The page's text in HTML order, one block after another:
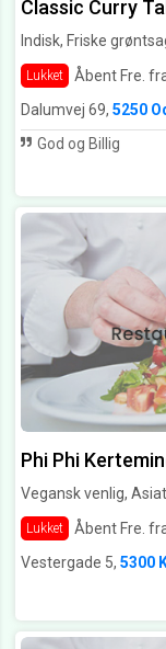
Classic Curry
Indisk, Friske
Lukket Åbent Fre.
Dalumvej 69, 5250
God og Billig
Phi Phi
Vegansk venlig,
Lukket
Åbent Fre.
Vestergade 5, 5300